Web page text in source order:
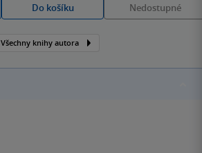
Do košíku
Nedostupné
Všechny knihy autora